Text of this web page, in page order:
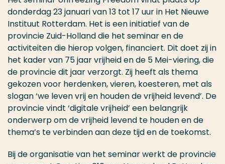
donderdag 23 januari van 13 tot 17 uur in Het Nieuwe
Instituut Rotterdam. Het is een initiatief van de
provincie Zuid-Holland die het seminar en de
activiteiten die hierop volgen, financiert. Dit doet zij in
het kader van 75 jaar vrijheid en de 5 Mei-viering, die
de provincie dit jaar verzorgt. Zij heeft als thema
gekozen voor herdenken, vieren, koesteren, met als
slogan ‘we leven vrij en houden de vrijheid levend’. De
provincie vindt ‘digitale vrijheid’ een belangrijk
onderwerp om de vrijheid levend te houden en de
thema’s te verbinden aan deze tijd en de toekomst.
Bij de organisatie van het seminar werkt de provincie